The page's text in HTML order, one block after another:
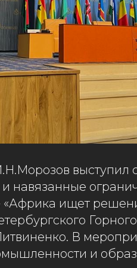
выступил
навязанные
ищет
В
и